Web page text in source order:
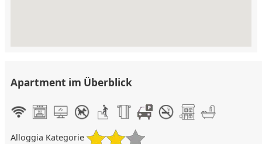
Apartment im Überblick
Alloggia Kategorie